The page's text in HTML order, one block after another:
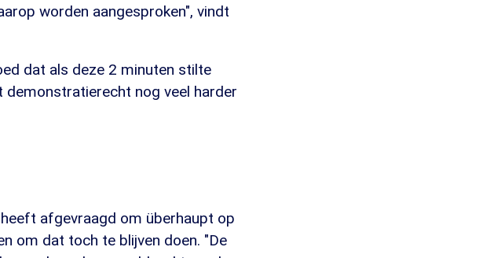
worden aangesproken", vindt
dat als deze 2 minuten stilte
nog veel harder
afgevraagd om überhaupt op
om dat toch te blijven doen. "De